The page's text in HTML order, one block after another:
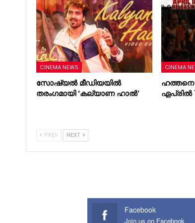
CINEMA NEWS
സോഷ്യൽ മീഡിയയിൽ
തരംഗമായി ‘കല്യാണ ഹാൽ’
CINEMA
ഹത്തനെ
ഏപ്രിൽ
PREV NEXT
Facebook
Join us on Facebook